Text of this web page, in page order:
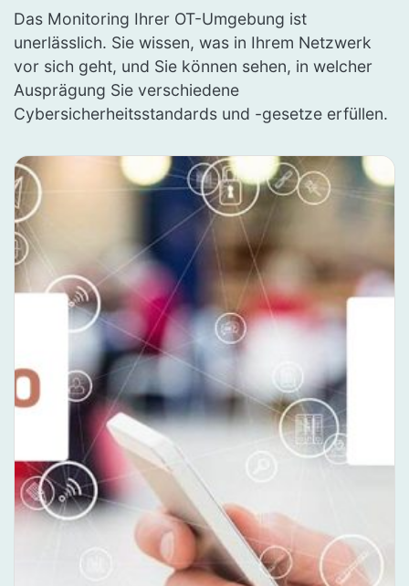
Das Monitoring Ihrer OT-Umgebung ist
unerlässlich. Sie wissen, was in Ihrem Netzwerk
vor sich geht, und Sie können sehen, in welcher
Ausprägung Sie verschiedene
Cybersicherheitsstandards und -gesetze erfüllen.